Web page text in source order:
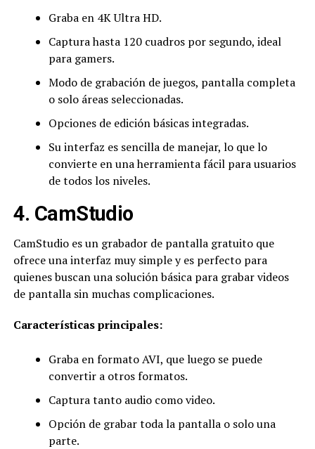
Graba en 4K Ultra HD.
Captura hasta 120 cuadros por segundo, ideal
para gamers.
Modo de grabación de juegos, pantalla completa
o solo áreas seleccionadas.
Opciones de edición básicas integradas.
Su interfaz es sencilla de manejar, lo que lo
convierte en una herramienta fácil para usuarios
de todos los niveles.
4. CamStudio
CamStudio es un grabador de pantalla gratuito que
ofrece una interfaz muy simple y es perfecto para
quienes buscan una solución básica para grabar videos
de pantalla sin muchas complicaciones.
Características principales:
Graba en formato AVI, que luego se puede
convertir a otros formatos.
Captura tanto audio como video.
Opción de grabar toda la pantalla o solo una
parte.